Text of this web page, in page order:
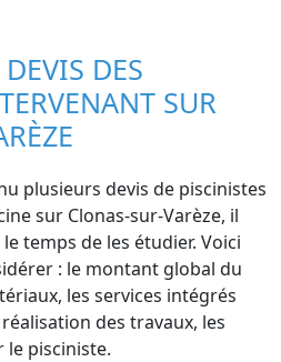
DES
SUR
plusieurs devis de piscinistes
sur Clonas-sur-Varèze, il
temps de les étudier. Voici
: le montant global du
les services intégrés
des travaux, les
le pisciniste.